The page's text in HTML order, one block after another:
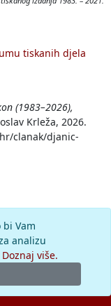
tiskanih djela
(1983–2026),
Krleža, 2026.
clanak/djanic-
bi Vam
analizu
Doznaj više.